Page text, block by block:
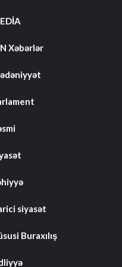
Xəbərlər
siyasət
Buraxılış